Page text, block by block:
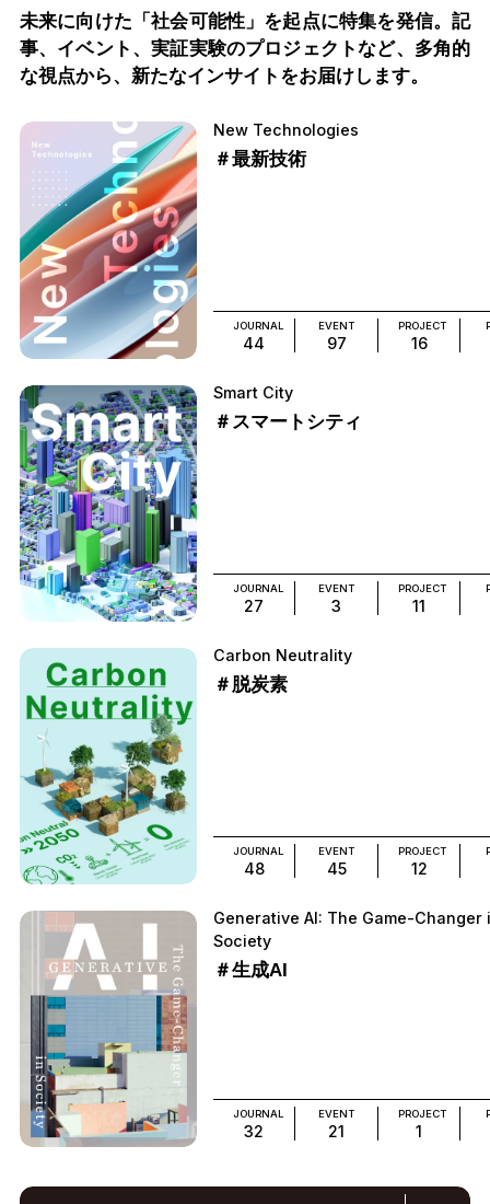
未来に向けた「社会可能性」を起点に特集を発信。記
事、イベント、実証実験のプロジェクトなど、多角的
な視点から、新たなインサイトをお届けします。
New Technologies
＃最新技術
JOURNAL
44
EVENT
97
PROJECT
16
Smart City
＃スマートシティ
JOURNAL
27
EVENT
3
PROJECT
11
Carbon Neutrality
＃脱炭素
JOURNAL
48
EVENT
45
PROJECT
12
Generative AI: The Game-Changer
Society
＃生成AI
JOURNAL
32
EVENT
21
PROJECT
1